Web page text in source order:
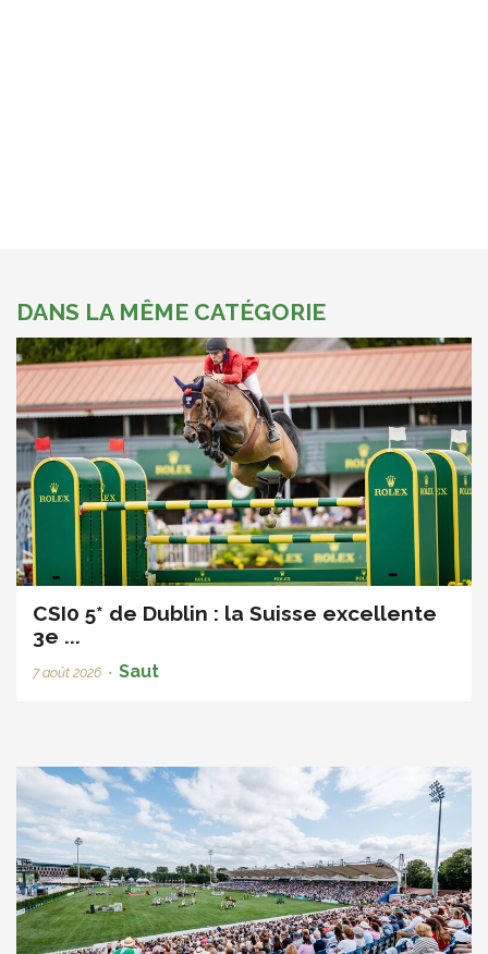
DANS LA MÊME CATÉGORIE
CSI0 5* de Dublin : la Suisse excellente
3e ...
7 août 2026 • Saut